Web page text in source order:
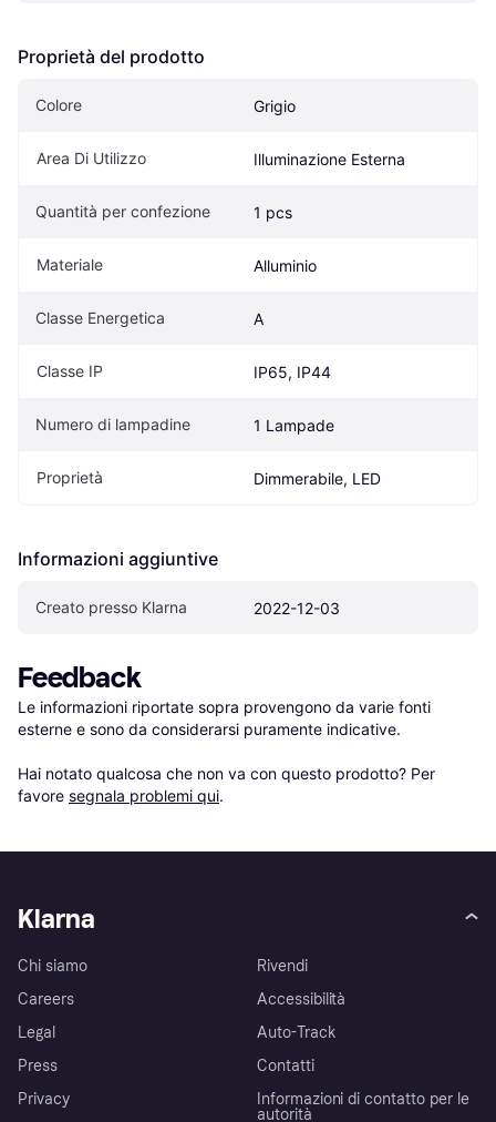
Proprietà del prodotto
Colore Grigio
Area Di Utilizzo Illuminazione Esterna
Quantità per confezione 1 pcs
Materiale Alluminio
Classe Energetica A
Classe IP IP65, IP44
Numero di lampadine 1 Lampade
Proprietà Dimmerabile, LED
Informazioni aggiuntive
Creato presso Klarna 2022-12-03
Feedback
Le informazioni riportate sopra provengono da varie fonti
esterne e sono da considerarsi puramente indicative.
Hai notato qualcosa che non va con questo prodotto? Per
favore segnala problemi qui.
Klarna
Chi siamo
Careers
Legal
Press
Privacy
Rivendi
Accessibilità
Auto-Track
Contatti
Informazioni di contatto per le
autorità